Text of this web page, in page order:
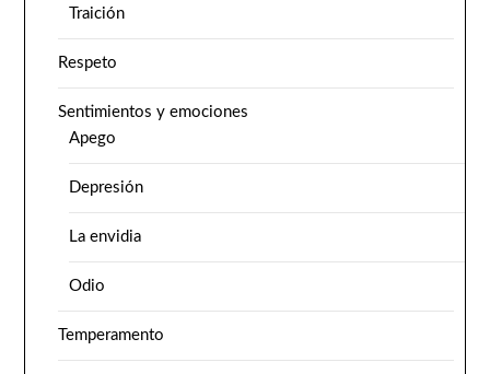
Traición
Respeto
Sentimientos y emociones
Apego
Depresión
La envidia
Odio
Temperamento